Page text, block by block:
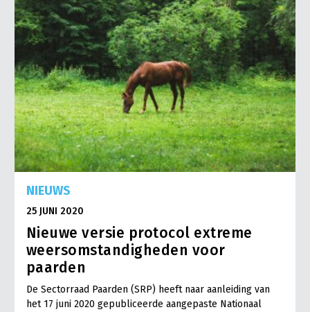
NIEUWS
25 JUNI 2020
Nieuwe versie protocol extreme
weersomstandigheden voor
paarden
De Sectorraad Paarden (SRP) heeft naar aanleiding van
het 17 juni 2020 gepubliceerde aangepaste Nationaal